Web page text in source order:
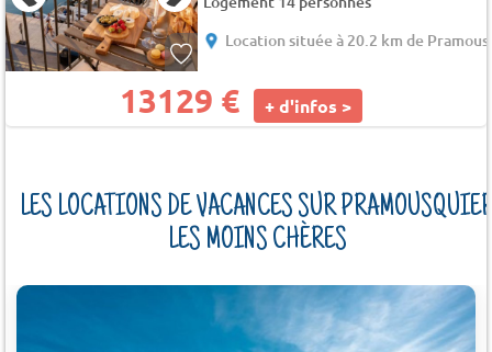
Location située à 20.2 km de
13129 € + d'infos >
LES LOCATIONS DE VACANCES SUR
LES MOINS CHÈRES